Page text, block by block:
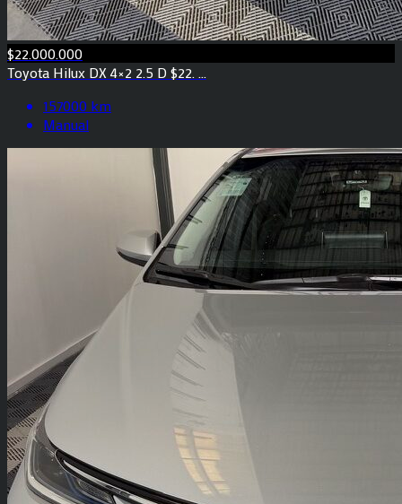
$22.000.000
Toyota Hilux DX 4×2 2.5 D $22. ...
157000 km
Manual